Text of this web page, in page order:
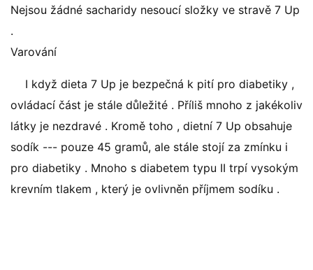
Nejsou žádné sacharidy nesoucí složky ve stravě 7 Up
.
Varování
I když dieta 7 Up je bezpečná k pití pro diabetiky ,
ovládací část je stále důležité . Příliš mnoho z jakékoliv
látky je nezdravé . Kromě toho , dietní 7 Up obsahuje
sodík --- pouze 45 gramů, ale stále stojí za zmínku i
pro diabetiky . Mnoho s diabetem typu II trpí vysokým
krevním tlakem , který je ovlivněn příjmem sodíku .